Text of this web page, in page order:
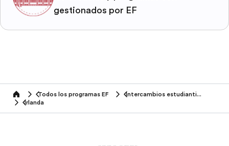
gestionados por EF
home Todos los programas EF
Intercambios estudiantiles
Irlanda